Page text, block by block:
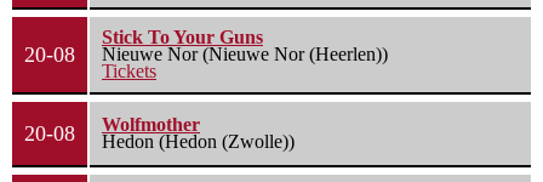
20-08
Stick To Your Guns
Nieuwe Nor (Nieuwe Nor (Heerlen))
Tickets
20-08
Wolfmother
Hedon (Hedon (Zwolle))